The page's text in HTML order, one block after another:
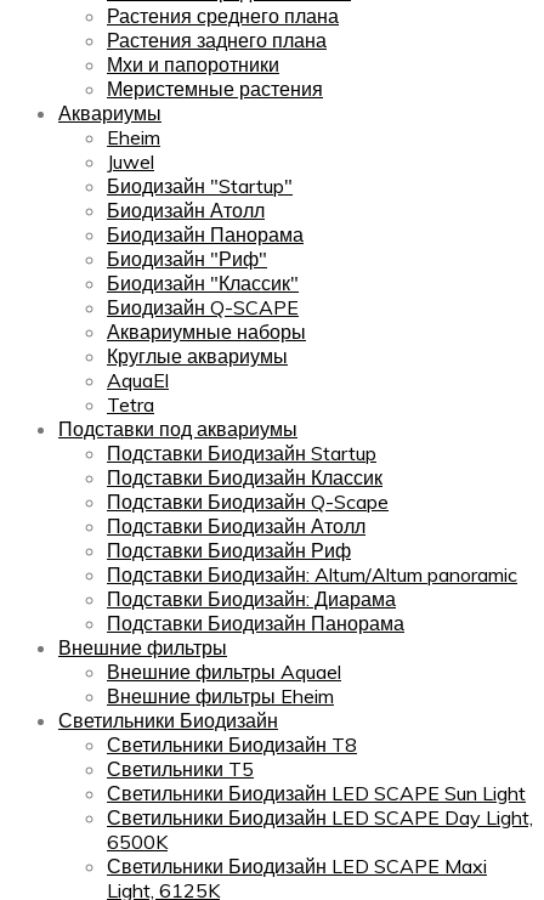
Растения среднего плана
Растения заднего плана
Мхи и папоротники
Меристемные растения
Аквариумы
Eheim
Juwel
Биодизайн "Startup"
Биодизайн Атолл
Биодизайн Панорама
Биодизайн "Риф"
Биодизайн "Классик"
Биодизайн Q-SCAPE
Аквариумные наборы
Круглые аквариумы
AquaEl
Tetra
Подставки под аквариумы
Подставки Биодизайн Startup
Подставки Биодизайн Классик
Подставки Биодизайн Q-Scape
Подставки Биодизайн Атолл
Подставки Биодизайн Риф
Подставки Биодизайн: Altum/Altum panoramic
Подставки Биодизайн: Диарама
Подставки Биодизайн Панорама
Внешние фильтры
Внешние фильтры Aquael
Внешние фильтры Eheim
Светильники Биодизайн
Светильники Биодизайн T8
Светильники T5
Светильники Биодизайн LED SCAPE Sun Light
Светильники Биодизайн LED SCAPE Day Light,
6500K
Светильники Биодизайн LED SCAPE Maxi
Light, 6125K